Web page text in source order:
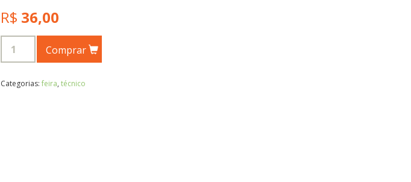
R$ 36,00
Comprar
Categorias: feira, técnico